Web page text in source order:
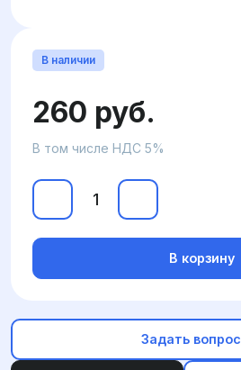
В наличии
260 руб.
В том числе НДС 5%
В корзину
Задать вопрос